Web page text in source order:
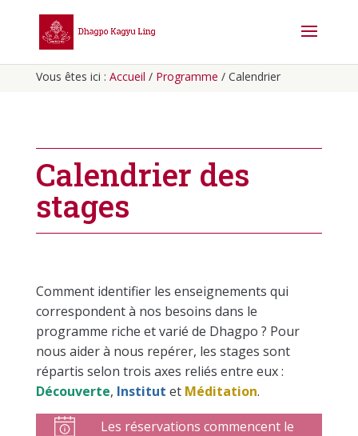
Vous êtes ici : Accueil / Programme / Calendrier
Calendrier des
stages
Comment identifier les enseignements qui
correspondent à nos besoins dans le
programme riche et varié de Dhagpo ? Pour
nous aider à nous repérer, les stages sont
répartis selon trois axes reliés entre eux :
Découverte, Institut et Méditation.
Les réservations commencent le